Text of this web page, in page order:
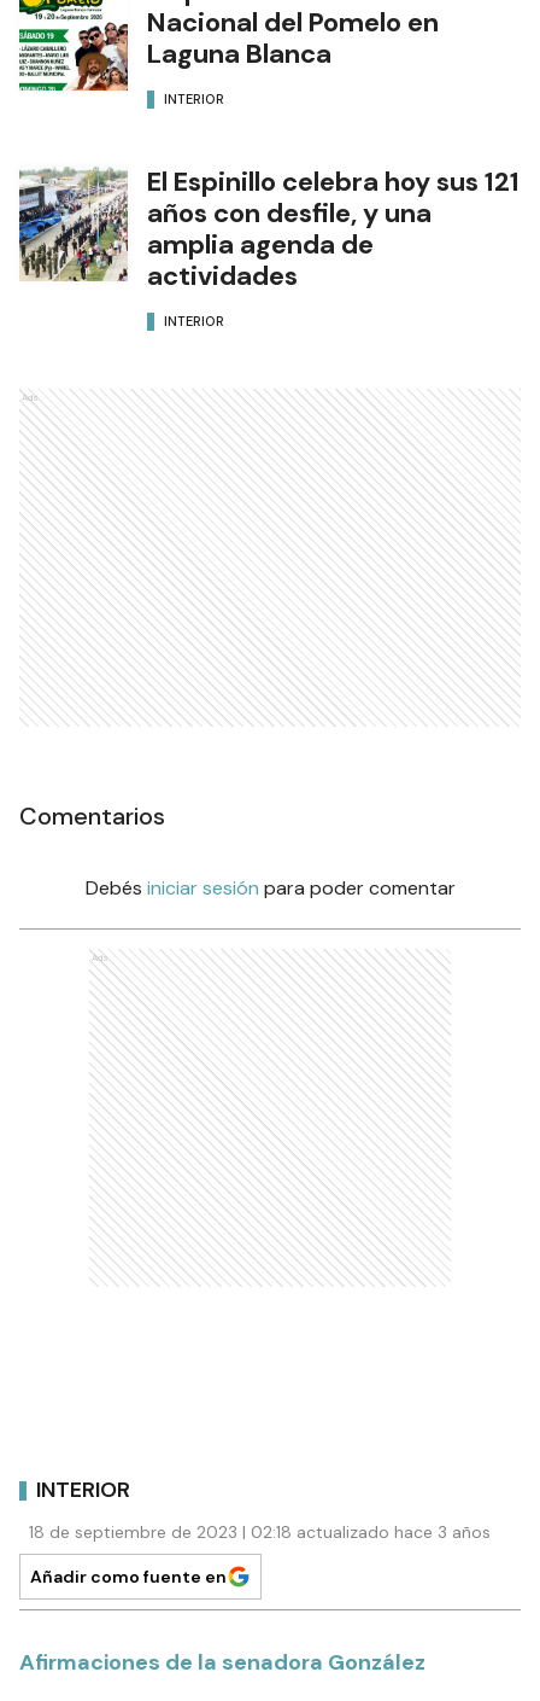
Nacional del Pomelo en
Laguna Blanca
INTERIOR
El Espinillo celebra hoy sus 121
años con desfile, y una
amplia agenda de
actividades
INTERIOR
Ads
Comentarios
Debés iniciar sesión para poder comentar
Ads
INTERIOR
18 de septiembre de 2023 | 02:18 actualizado hace 3 años
Añadir como fuente en
Afirmaciones de la senadora González